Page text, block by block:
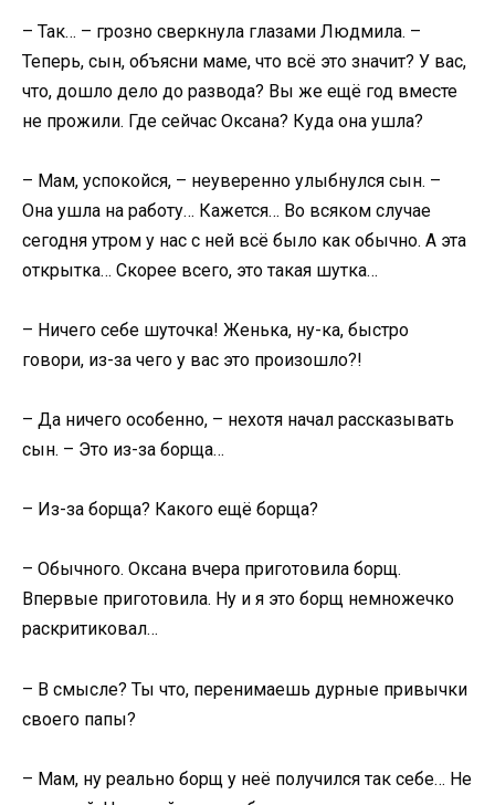
– Так… – грозно сверкнула глазами Людмила. –
Теперь, сын, объясни маме, что всё это значит? У вас,
что, дошло дело до развода? Вы же ещё год вместе
не прожили. Где сейчас Оксана? Куда она ушла?
– Мам, успокойся, – неуверенно улыбнулся сын. –
Она ушла на работу… Кажется… Во всяком случае
сегодня утром у нас с ней всё было как обычно. А эта
открытка… Скорее всего, это такая шутка…
– Ничего себе шуточка! Женька, ну-ка, быстро
говори, из-за чего у вас это произошло?!
– Да ничего особенно, – нехотя начал рассказывать
сын. – Это из-за борща…
– Из-за борща? Какого ещё борща?
– Обычного. Оксана вчера приготовила борщ.
Впервые приготовила. Ну и я это борщ немножечко
раскритиковал…
– В смысле? Ты что, перенимаешь дурные привычки
своего папы?
– Мам, ну реально борщ у неё получился так себе… Не